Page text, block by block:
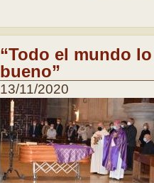
“Todo el mundo
bueno”
13/11/2020